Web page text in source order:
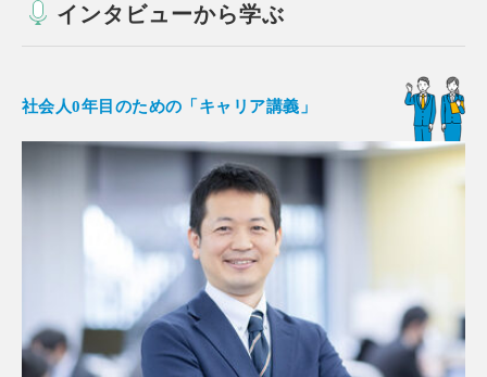
インタビューから学ぶ
社会人0年目のための「キャリア講義」